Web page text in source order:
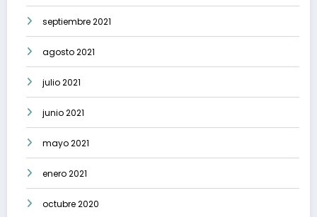
septiembre 2021
agosto 2021
julio 2021
junio 2021
mayo 2021
enero 2021
octubre 2020